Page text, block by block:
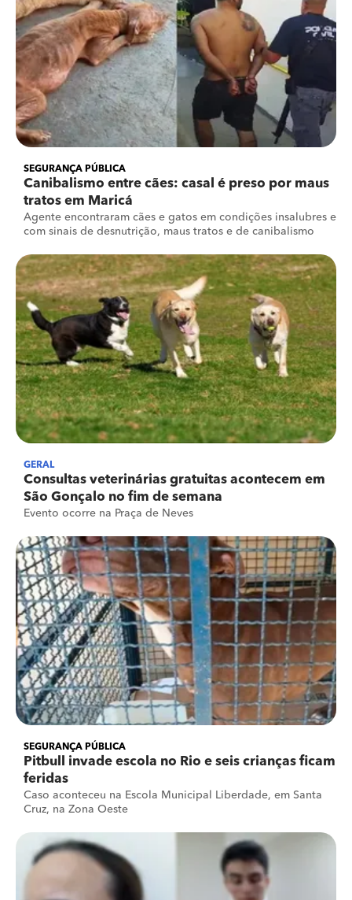
SEGURANÇA PÚBLICA
Canibalismo entre cães: casal é preso por maus
tratos em Maricá
Agente encontraram cães e gatos em condições insalubres e
com sinais de desnutrição, maus tratos e de canibalismo
GERAL
Consultas veterinárias gratuitas acontecem em
São Gonçalo no fim de semana
Evento ocorre na Praça de Neves
SEGURANÇA PÚBLICA
Pitbull invade escola no Rio e seis crianças ficam
feridas
Caso aconteceu na Escola Municipal Liberdade, em Santa
Cruz, na Zona Oeste